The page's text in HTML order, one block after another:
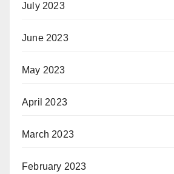
July 2023
June 2023
May 2023
April 2023
March 2023
February 2023